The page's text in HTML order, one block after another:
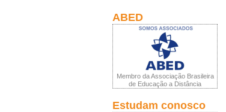
ABED
Membro da Associação Brasileira
de Educação a Distância
Estudam conosco